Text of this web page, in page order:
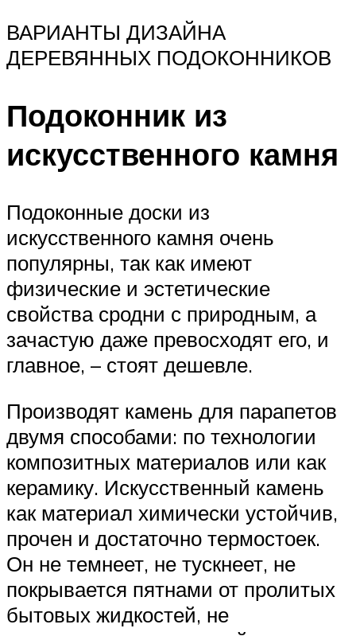
ВАРИАНТЫ ДИЗАЙНА
ДЕРЕВЯННЫХ ПОДОКОННИКОВ
Подоконник из
искусственного камня
Подоконные доски из
искусственного камня очень
популярны, так как имеют
физические и эстетические
свойства сродни с природным, а
зачастую даже превосходят его, и
главное, – стоят дешевле.
Производят камень для парапетов
двумя способами: по технологии
композитных материалов или как
керамику. Искусственный камень
как материал химически устойчив,
прочен и достаточно термостоек.
Он не темнеет, не тускнеет, не
покрывается пятнами от пролитых
бытовых жидкостей, не